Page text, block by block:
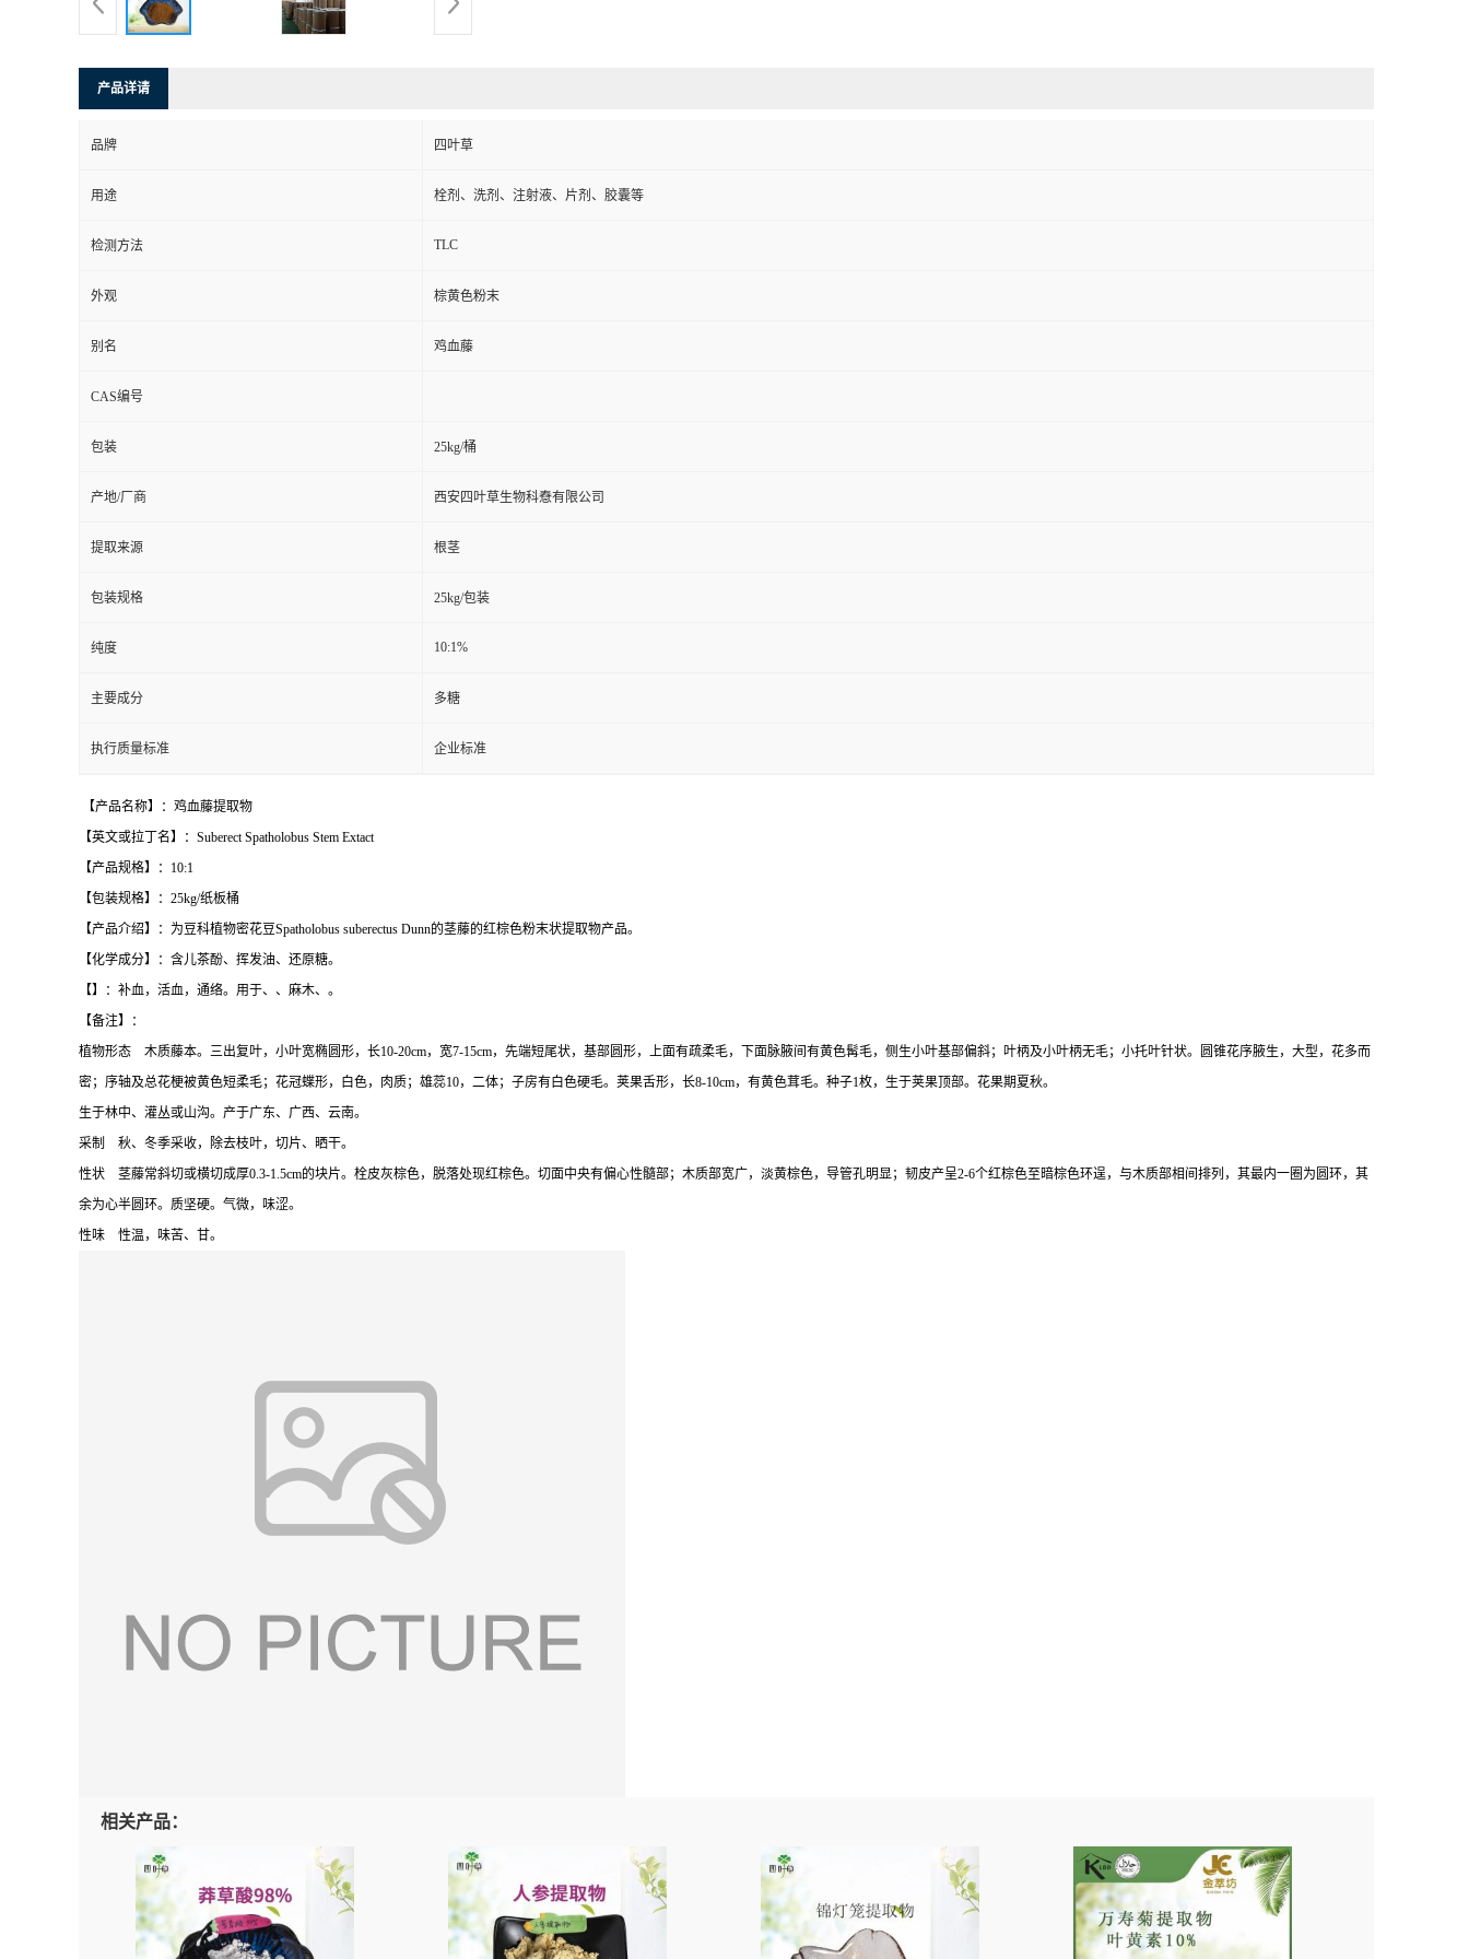
产品详请
品牌 四叶草
用途 栓剂、洗剂、注射液、片剂、胶囊等
检测方法 TLC
外观 棕黄色粉末
别名 鸡血藤
CAS编号
包装 25kg/桶
产地/厂商 西安四叶草生物科憃有限公司
提取来源 根茎
包装规格 25kg/包装
纯度 10:1%
主要成分 多糖
执行质量标准 企业标准
【产品名称】：鸡血藤提取物
【英文或拉丁名】：Suberect Spatholobus Stem Extact
【产品规格】：10:1
【包装规格】：25kg/纸板桶
【产品介绍】：为豆科植物密花豆Spatholobus suberectus Dunn的茎藤的红棕色粉末状提取物产品。
【化学成分】：含儿茶酚、挥发油、还原糖。
【】：补血，活血，通络。用于、、麻木、。
【备注】：
植物形态 木质藤本。三出复叶，小叶宽椭圆形，长10-20cm，宽7-15cm，先端短尾状，基部圆形，上面有疏柔毛，下面脉腋间有黄色髯毛，侧生小叶基部偏斜；叶柄及小叶柄无毛；小托叶针状。圆锥花序腋生，大型，花多而
密；序轴及总花梗被黄色短柔毛；花冠蝶形，白色，肉质；雄蕊10，二体；子房有白色硬毛。荚果舌形，长8-10cm，有黄色茸毛。种子1枚，生于荚果顶部。花果期夏秋。
生于林中、灌丛或山沟。产于广东、广西、云南。
采制 秋、冬季采收，除去枝叶，切片、晒干。
性状 茎藤常斜切或横切成厚0.3-1.5cm的块片。栓皮灰棕色，脱落处现红棕色。切面中央有偏心性髓部；木质部宽广，淡黄棕色，导管孔明显；韧皮产呈2-6个红棕色至暗棕色环逞，与木质部相间排列，其最内一圈为圆环，其
余为心半圆环。质坚硬。气微，味涩。
性味 性温，味苦、甘。
相关产品：